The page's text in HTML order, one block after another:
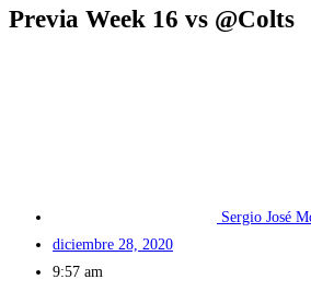
Previa Week 16 vs @Colts
Sergio José
diciembre 28, 2020
9:57 am